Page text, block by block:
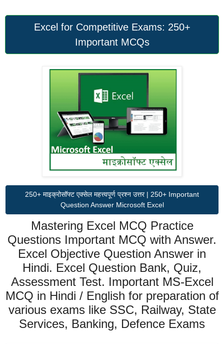
Excel for Competitive Exams: 250+
Important MCQs
250+ माइक्रोसॉफ्ट एक्सेल महत्त्वपूर्ण प्रश्न उत्तर | 250+ Important
Question Answer Microsoft Excel
Mastering Excel MCQ Practice
Questions Important MCQ with Answer.
Excel Objective Question Answer in
Hindi. Excel Question Bank, Quiz,
Assessment Test. Important MS-Excel
MCQ in Hindi / English for preparation of
various exams like SSC, Railway, State
Services, Banking, Defence Exams